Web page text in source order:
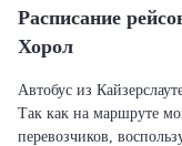
Расписание
Хорол
Автобус из
Так как на маршруте
перевозчиков,